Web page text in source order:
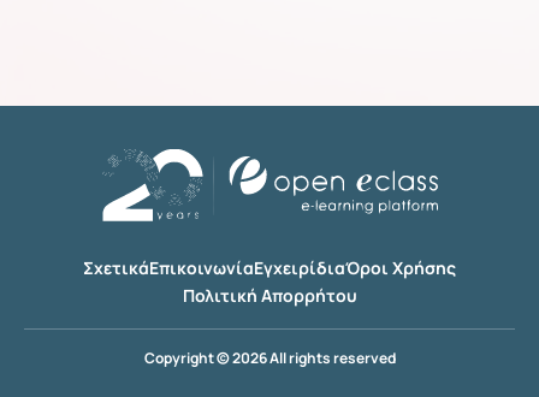
ΣχετικάΕπικοινωνίαΕγχειρίδιαΌροι Χρήσης
Πολιτική Απορρήτου
Copyright © 2026 All rights reserved